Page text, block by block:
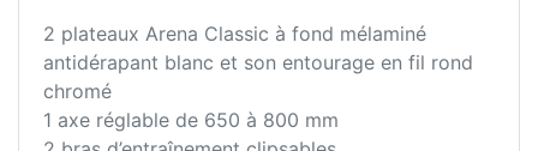
2 plateaux Arena Classic à fond mélaminé
antidérapant blanc et son entourage en fil rond
chromé
1 axe réglable de 650 à 800 mm